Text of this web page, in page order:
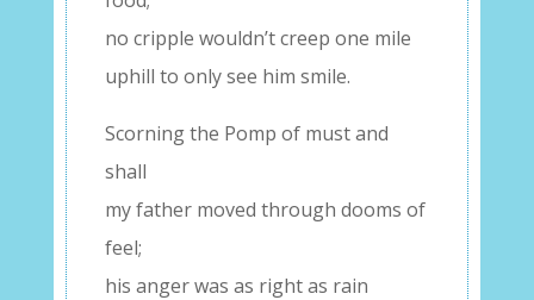
no cripple wouldn’t creep one mile
uphill to only see him smile.
Scorning the Pomp of must and
shall
my father moved through dooms of
feel;
his anger was as right as rain